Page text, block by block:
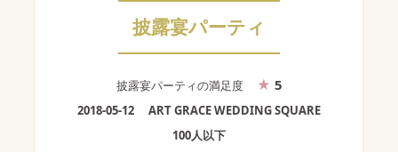
披露宴パーティ
披露宴パーティの満足度 5
2018-05-12
ART GRACE WEDDING SQUARE
100人以下